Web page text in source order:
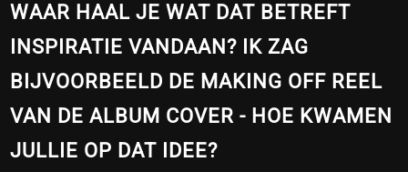
WAAR HAAL JE WAT DAT BETREFT
INSPIRATIE VANDAAN? IK ZAG
BIJVOORBEELD DE MAKING OFF REEL
VAN DE ALBUM COVER - HOE KWAMEN
JULLIE OP DAT IDEE?